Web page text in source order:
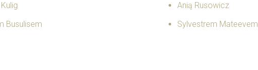
Anią Rusowicz
Busulisem
Sylvestrem Mateevem